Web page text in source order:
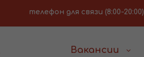
телефон для связи (8:00-20:00)
Вакансии